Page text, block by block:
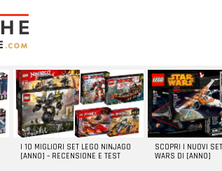
I 10 MIGLIORI SET LEGO NINJAGO
[ANNO] – RECENSIONE E TEST
SCOPRI I NUOVI
WARS DI [ANNO]